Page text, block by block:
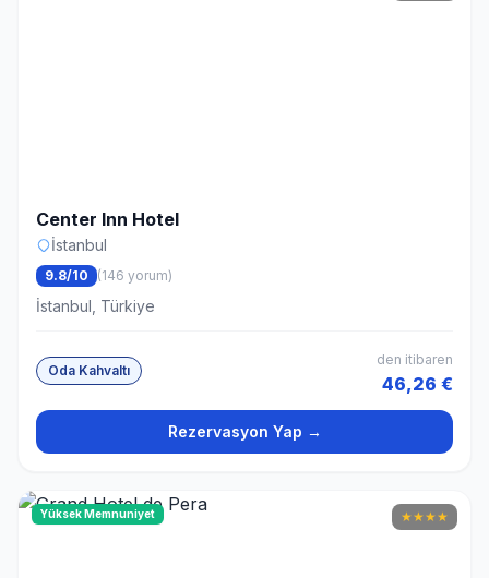
Center Inn Hotel
İstanbul
9.8/10 (146 yorum)
İstanbul, Türkiye
Oda Kahvaltı
den itibaren
46,26 €
Rezervasyon Yap →
Yüksek Memnuniyet ★★★★